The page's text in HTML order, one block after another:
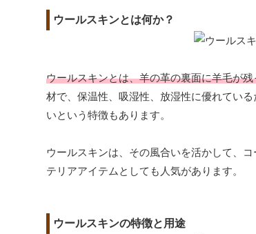
ウールスキンとは何か？
ウールスキンとは、羊の革の裏面に羊毛が
材で、保温性、吸湿性、放湿性に優れてい
いという特徴もあります。
ウールスキンは、その風合いを活かして、
テリアアイテムとしても人気があります。
ウールスキンの特徴と用途